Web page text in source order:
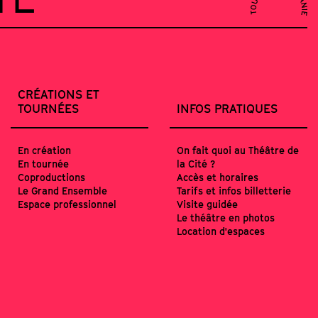
CRÉATIONS ET
TOURNÉES
INFOS PRATIQUES
En création
En tournée
Coproductions
Le Grand Ensemble
Espace professionnel
On fait quoi au Théâtre de
la Cité ?
Accès et horaires
Tarifs et infos billetterie
Visite guidée
Le théâtre en photos
Location d'espaces